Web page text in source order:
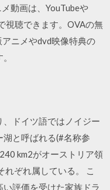
動画は、YouTubeや
視聴できます。OVAの無
ニメやdvd映像特典の
ドイツ語ではノイジー
湖と呼ばれる(#名称参
km2がオーストリア領
れぞれ属している。 こ
評価を受けた家族ドラ